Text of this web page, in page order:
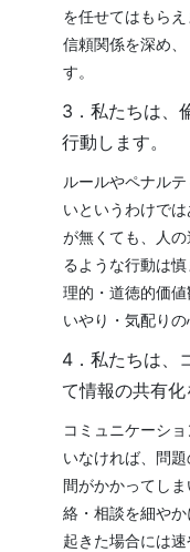
を任せてはもら
信頼関係を深め
す。
3．私たちは、
行動します。
ルールやペナル
いというわけで
が無くても、人
るような行動は
理的・道徳的価
いやり・気配りの
4．私たちは、
て情報の共有化
コミュニケーシ
いなければ、問
間がかかってし
絡・相談を細や
起きた場合には速